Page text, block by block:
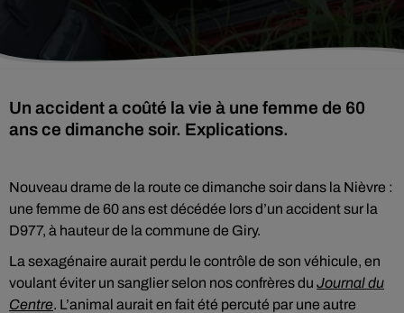
Un accident a coûté la vie à une femme de 60
ans ce dimanche soir. Explications.
Nouveau drame de la route ce dimanche soir dans la Nièvre :
une femme de 60 ans est décédée lors d’un accident sur la
D977, à hauteur de la commune de Giry.
La sexagénaire aurait perdu le contrôle de son véhicule, en
voulant éviter un sanglier selon nos confrères du Journal du
Centre. L’animal aurait en fait été percuté par une autre